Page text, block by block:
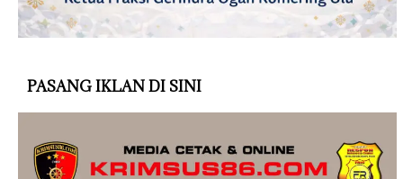
PASANG IKLAN DI SINI